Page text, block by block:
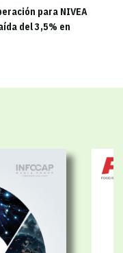
para NIVEA
del 3,5% en